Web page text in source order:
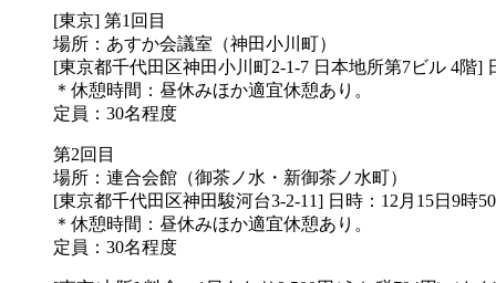
[東京] 第1回目
場所：あすか会議室（神田小川町）
[東京都千代田区神田小川町2-1-7 日本地所第7ビル 4階]
＊休憩時間：昼休みほか適宜休憩あり。
定員：30名程度
第2回目
場所：連合会館（御茶ノ水・新御茶ノ水町）
[東京都千代田区神田駿河台3-2-11] 日時：12月15日9時
＊休憩時間：昼休みほか適宜休憩あり。
定員：30名程度